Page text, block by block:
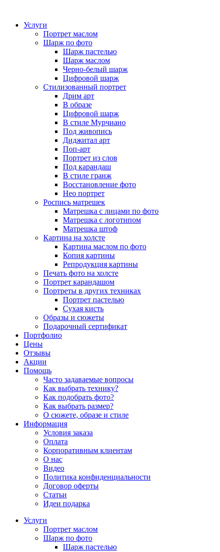
Услуги
Портрет маслом
Шарж по фото
Шарж пастелью
Шарж маслом
Черно-белый шарж
Цифровой шарж
Стилизованный портрет
Дрим арт
В образе
Цифровой шарж
В стиле Мурчиано
Под живопись
Диджитал арт
Поп-арт
Портрет из слов
Под карандаш
В стиле гранж
Восстановление фото
Нео портрет
Роспись матрешек
Матрешка с лицами по фото
Матрешка с логотипом
Матрешка штоф
Картина на холсте
Картина маслом по фото
Копия картины
Репродукция картины
Печать фото на холсте
Портрет карандашом
Портреты в других техниках
Портрет пастелью
Сухая кисть
Образы и сюжеты
Подарочный сертификат
Портфолио
Цены
Отзывы
Акции
Помощь
Часто задаваемые вопросы
Как выбрать технику?
Как подобрать фото?
Как выбрать размер?
О сюжете, образе и стиле
Информация
Условия заказа
Оплата
Корпоративным клиентам
О нас
Видео
Политика конфиденциальности
Договор оферты
Статьи
Идеи подарка
Услуги
Портрет маслом
Шарж по фото
Шарж пастелью